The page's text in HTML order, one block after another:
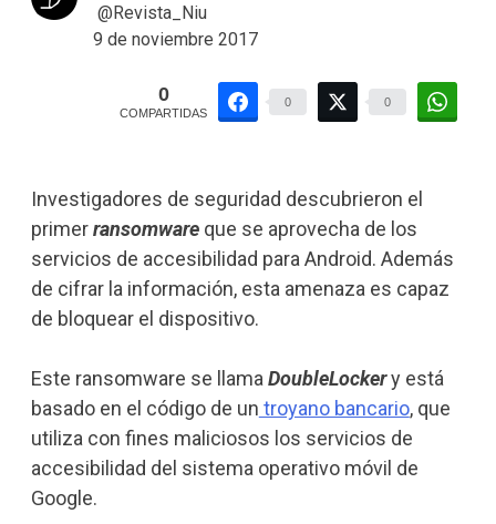
@Revista_Niu
9 de noviembre 2017
0
COMPARTIDAS
0 0
Investigadores de seguridad descubrieron el
primerransomwareque se aprovecha de los
servicios de accesibilidad para Android. Además
de cifrar la información, esta amenaza es capaz
de bloquear el dispositivo.
Este ransomware se llama DoubleLockery está
basado en el código de un troyano bancario, que
utiliza con fines maliciosos los servicios de
accesibilidad del sistema operativo móvil de
Google.